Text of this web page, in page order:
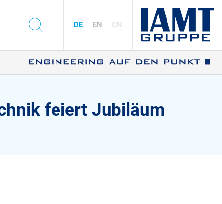
DE EN CN
s
feiert Jubiläum